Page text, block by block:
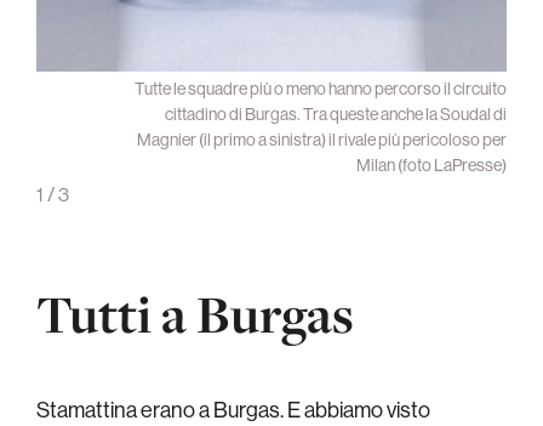
Tutte le squadre più o meno hanno percorso il circuito
cittadino di Burgas. Tra queste anche la Soudal di
Magnier (il primo a sinistra) il rivale più pericoloso per
Milan (foto LaPresse)
1 /3
Tutti a Burgas
Stamattina erano a Burgas. E abbiamo visto